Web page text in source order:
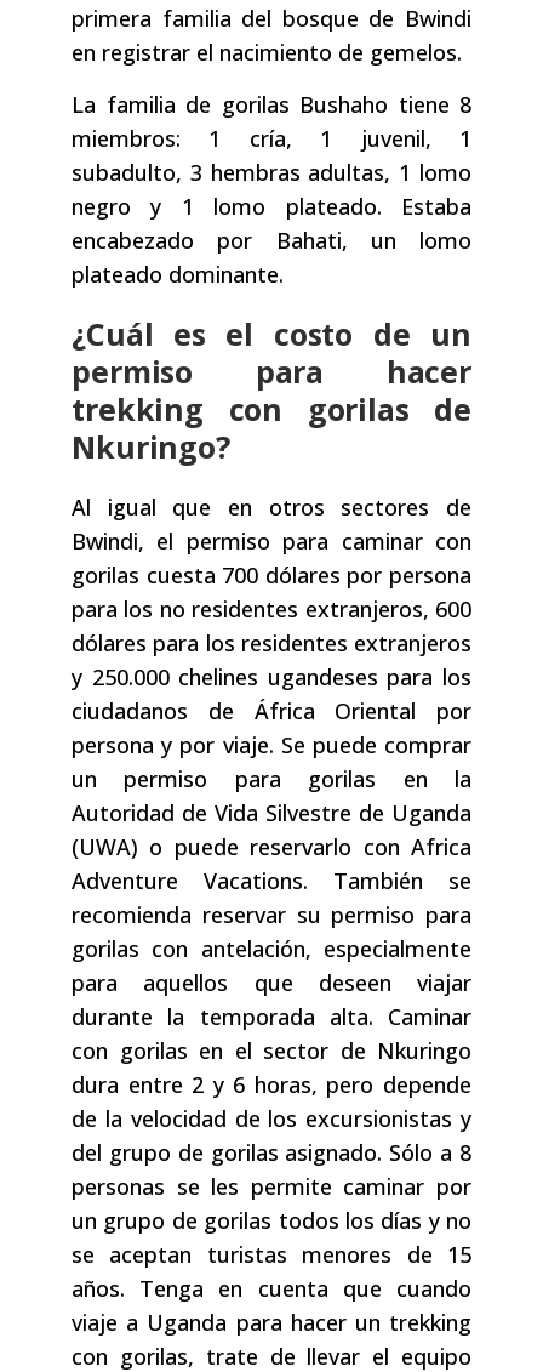
primera familia del bosque de Bwindi
en registrar el nacimiento de gemelos.
La familia de gorilas Bushaho tiene 8
miembros: 1 cría, 1 juvenil, 1
subadulto, 3 hembras adultas, 1 lomo
negro y 1 lomo plateado. Estaba
encabezado por Bahati, un lomo
plateado dominante.
¿Cuál es el costo de un
permiso para hacer
trekking con gorilas de
Nkuringo?
Al igual que en otros sectores de
Bwindi, el permiso para caminar con
gorilas cuesta 700 dólares por persona
para los no residentes extranjeros, 600
dólares para los residentes extranjeros
y 250.000 chelines ugandeses para los
ciudadanos de África Oriental por
persona y por viaje. Se puede comprar
un permiso para gorilas en la
Autoridad de Vida Silvestre de Uganda
(UWA) o puede reservarlo con Africa
Adventure Vacations. También se
recomienda reservar su permiso para
gorilas con antelación, especialmente
para aquellos que deseen viajar
durante la temporada alta. Caminar
con gorilas en el sector de Nkuringo
dura entre 2 y 6 horas, pero depende
de la velocidad de los excursionistas y
del grupo de gorilas asignado. Sólo a 8
personas se les permite caminar por
un grupo de gorilas todos los días y no
se aceptan turistas menores de 15
años. Tenga en cuenta que cuando
viaje a Uganda para hacer un trekking
con gorilas, trate de llevar el equipo